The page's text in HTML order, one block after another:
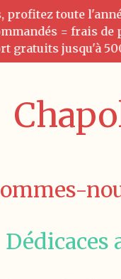
toute
= frais
jusqu'à
Dédicaces